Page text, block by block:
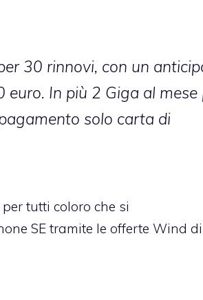
30 rinnovi, con un
In più 2 Giga al mese
solo carta di
per tutti coloro che si
SE tramite le offerte Wind di